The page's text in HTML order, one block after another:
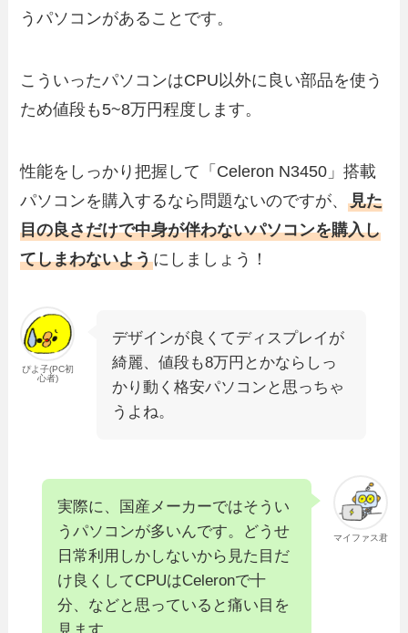
うパソコンがあることです。
こういったパソコンはCPU以外に良い部品を使う
ため値段も5~8万円程度します。
性能をしっかり把握して「Celeron N3450」搭載
パソコンを購入するなら問題ないのですが、見た
目の良さだけで中身が伴わないパソコンを購入し
てしまわないようにしましょう！
ぴよ子(PC初
心者)
デザインが良くてディスプレイが
綺麗、値段も8万円とかならしっ
かり動く格安パソコンと思っちゃ
うよね。
マイファス君
実際に、国産メーカーではそうい
うパソコンが多いんです。どうせ
日常利用しかしないから見た目だ
け良くしてCPUはCeleronで十
分、などと思っていると痛い目を